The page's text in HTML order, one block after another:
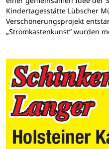
Kindertagesstätte Lübscher
Verschönerungsprojekt
„Stromkastenkunst“ wurden